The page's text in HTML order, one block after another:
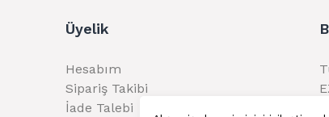
Üyelik
Hesabım
Sipariş Takibi
İade Talebi